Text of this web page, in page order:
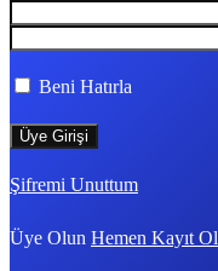
Beni Hatırla
Şifremi Unuttum
Üye Olun Hemen Kayıt Ol